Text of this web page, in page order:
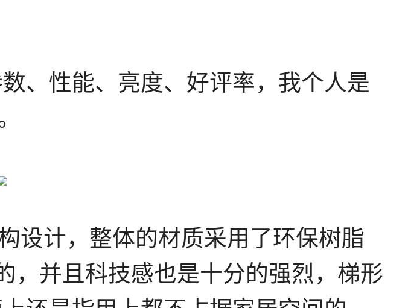
、性能、亮度、好评率，我个人是
设计，整体的材质采用了环保树脂
，并且科技感也是十分的强烈，梯形